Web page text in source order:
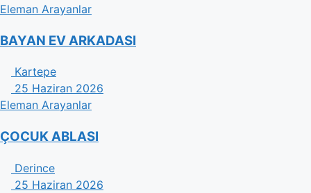
Eleman Arayanlar
BAYAN EV ARKADASI
Kartepe
25 Haziran 2026
Eleman Arayanlar
ÇOCUK ABLASI
Derince
25 Haziran 2026